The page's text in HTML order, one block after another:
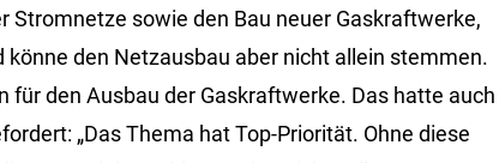
Stromnetze sowie den Bau neuer Gaskraftwerke,
den Netzausbau aber nicht allein stemmen.
für den Ausbau der Gaskraftwerke. Das hatte auch
„Das Thema hat Top-Priorität. Ohne diese